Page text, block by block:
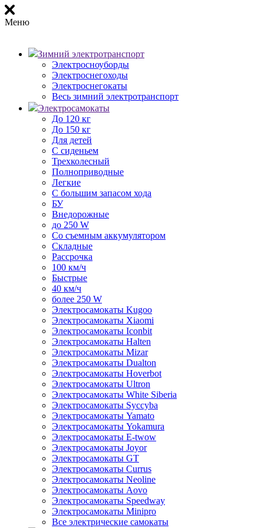
Меню
Зимний электротранспорт
Электросноуборды
Электроснегоходы
Электроснегокаты
Весь зимний электротранспорт
Электросамокаты
До 120 кг
До 150 кг
Для детей
С сиденьем
Трехколесный
Полноприводные
Легкие
С большим запасом хода
БУ
Внедорожные
до 250 W
Со съемным аккумулятором
Складные
Рассрочка
100 км/ч
Быстрые
40 км/ч
более 250 W
Электросамокаты Kugoo
Электросамокаты Xiaomi
Электросамокаты Iconbit
Электросамокаты Halten
Электросамокаты Mizar
Электросамокаты Dualton
Электросамокаты Hoverbot
Электросамокаты Ultron
Электросамокаты White Siberia
Электросамокаты Syccyba
Электросамокаты Yamato
Электросамокаты Yokamura
Электросамокаты E-twow
Электросамокаты Joyor
Электросамокаты GT
Электросамокаты Currus
Электросамокаты Neoline
Электросамокаты Aovo
Электросамокаты Speedway
Электросамокаты Minipro
Все электрические самокаты